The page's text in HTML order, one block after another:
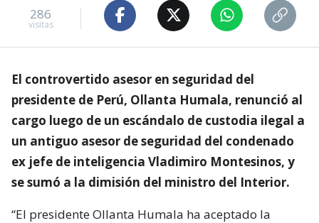
286
visitas
El controvertido asesor en seguridad del
presidente de Perú, Ollanta Humala, renunció al
cargo luego de un escándalo de custodia ilegal a
un antiguo asesor de seguridad del condenado
ex jefe de inteligencia Vladimiro Montesinos, y
se sumó a la dimisión del ministro del Interior.
“El presidente Ollanta Humala ha aceptado la